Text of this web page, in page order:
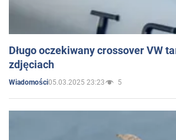
Długo oczekiwany crossover VW
zdjęciach
Wiadomości05.03.2025 23:23 5